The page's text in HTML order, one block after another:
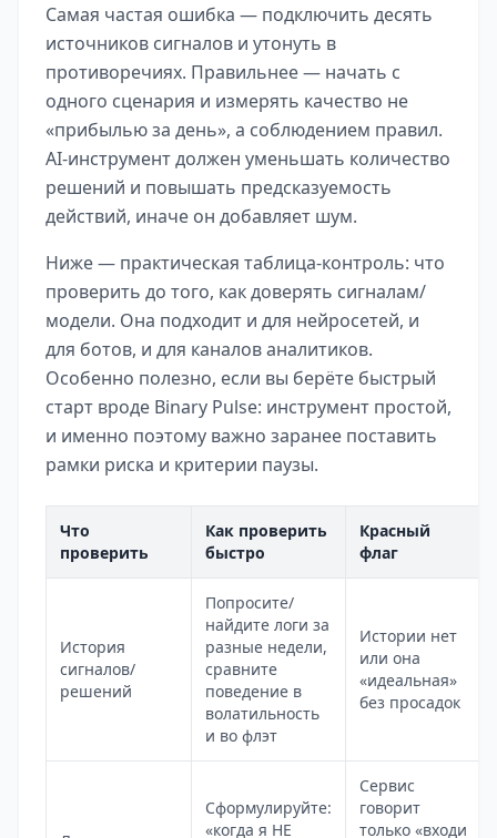
Самая частая ошибка — подключить десять
источников сигналов и утонуть в
противоречиях. Правильнее — начать с
одного сценария и измерять качество не
«прибылью за день», а соблюдением правил.
AI-инструмент должен уменьшать количество
решений и повышать предсказуемость
действий, иначе он добавляет шум.
Ниже — практическая таблица-контроль: что
проверить до того, как доверять сигналам/
модели. Она подходит и для нейросетей, и
для ботов, и для каналов аналитиков.
Особенно полезно, если вы берёте быстрый
старт вроде Binary Pulse: инструмент простой,
и именно поэтому важно заранее поставить
рамки риска и критерии паузы.
Что
проверить
Как проверить
быстро
Красный
флаг
История
сигналов/
решений
Попросите/
найдите логи за
разные недели,
сравните
поведение в
волатильность
и во флэт
Истории нет
или она
«идеальная»
без просадок
Сформулируйте:
«когда я НЕ
Сервис
говорит
только «входи